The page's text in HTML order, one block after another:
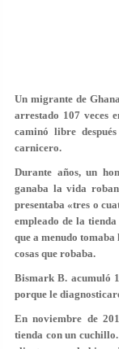
Un migrante de
arrestado 107 veces
caminó libre
carnicero.
Durante años, un
ganaba la vida
presentaba «tres o
empleado de la
que a menudo
cosas que robaba.
Bismark B. acumuló
porque le
En noviembre de
tienda con un